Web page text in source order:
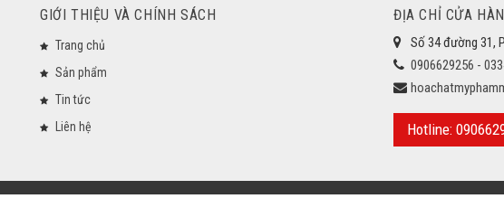
GIỚI THIỆU VÀ CHÍNH SÁCH
Trang chủ
Sản phẩm
Tin tức
Liên hệ
ĐỊA CHỈ CỬA
Số 34 đường 31,
0906629256 -
Hotline: